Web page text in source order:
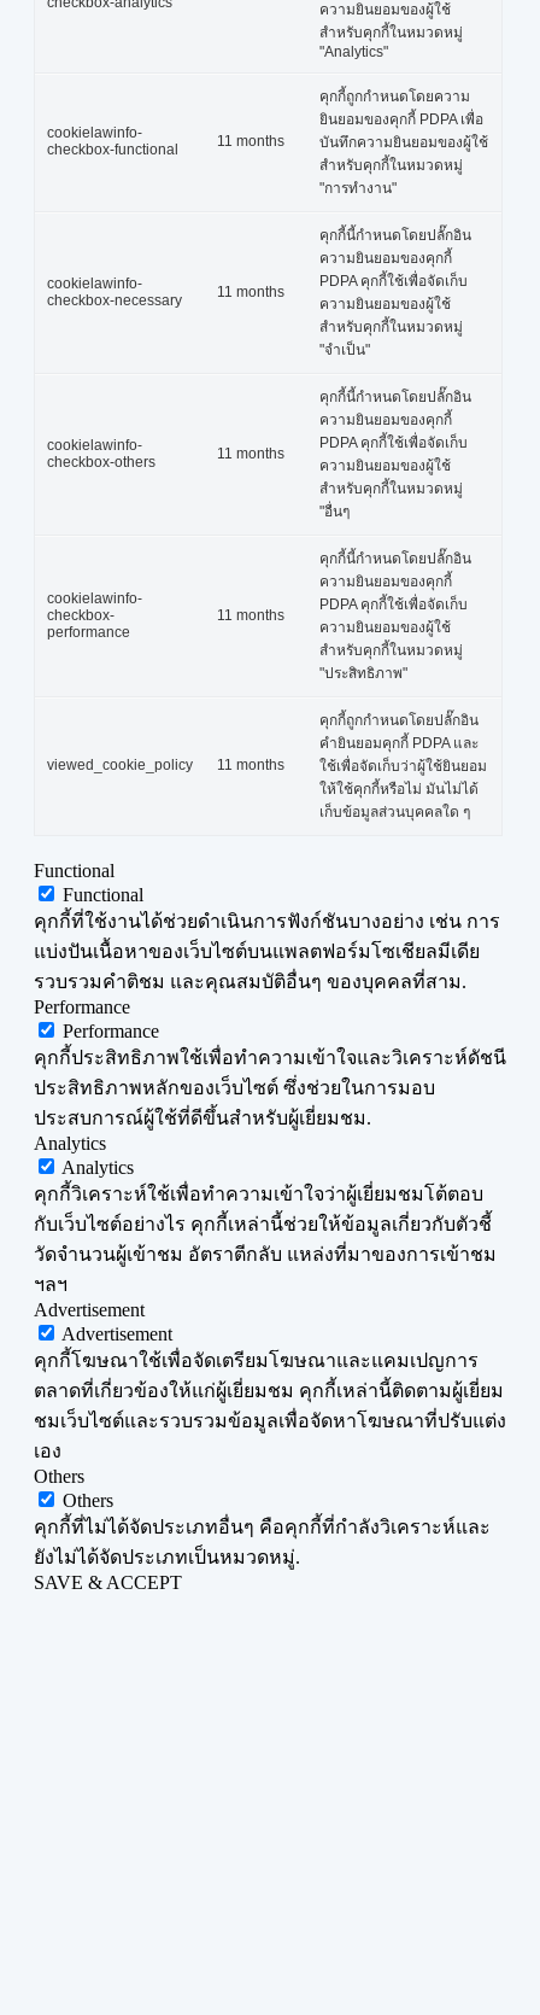
ความยินยอมของผู้ใช้
สำหรับคุกกี้ในหมวดหมู่
"Analytics"
cookielawinfo-
checkbox-functional
11 months
คุกกี้ถูกกำหนดโดยความ
ยินยอมของคุกกี้ PDPA เพื่อ
บันทึกความยินยอมของผู้ใช้
สำหรับคุกกี้ในหมวดหมู่
"การทำงาน"
cookielawinfo-
checkbox-necessary
11 months
คุกกี้นี้กำหนดโดยปลั๊กอิน
ความยินยอมของคุกกี้
PDPA คุกกี้ใช้เพื่อจัดเก็บ
ความยินยอมของผู้ใช้
สำหรับคุกกี้ในหมวดหมู่
"จำเป็น"
cookielawinfo-
checkbox-others
11 months
คุกกี้นี้กำหนดโดยปลั๊กอิน
ความยินยอมของคุกกี้
PDPA คุกกี้ใช้เพื่อจัดเก็บ
ความยินยอมของผู้ใช้
สำหรับคุกกี้ในหมวดหมู่
"อื่นๆ
cookielawinfo-
checkbox-
performance
11 months
คุกกี้นี้กำหนดโดยปลั๊กอิน
ความยินยอมของคุกกี้
PDPA คุกกี้ใช้เพื่อจัดเก็บ
ความยินยอมของผู้ใช้
สำหรับคุกกี้ในหมวดหมู่
"ประสิทธิภาพ"
viewed_cookie_policy 11 months
คุกกี้ถูกกำหนดโดยปลั๊กอิน
คำยินยอมคุกกี้ PDPA และ
ใช้เพื่อจัดเก็บว่าผู้ใช้ยินยอม
ให้ใช้คุกกี้หรือไม่ มันไม่ได้
เก็บข้อมูลส่วนบุคคลใด ๆ
Functional
Functional
คุกกี้ที่ใช้งานได้ช่วยดำเนินการฟังก์ชันบางอย่าง เช่น การ
แบ่งปันเนื้อหาของเว็บไซต์บนแพลตฟอร์มโซเชียลมีเดีย
รวบรวมคำติชม และคุณสมบัติอื่นๆ ของบุคคลที่สาม.
Performance
Performance
คุกกี้ประสิทธิภาพใช้เพื่อทำความเข้าใจและวิเคราะห์ดัชนี
ประสิทธิภาพหลักของเว็บไซต์ ซึ่งช่วยในการมอบ
ประสบการณ์ผู้ใช้ที่ดีขึ้นสำหรับผู้เยี่ยมชม.
Analytics
Analytics
คุกกี้วิเคราะห์ใช้เพื่อทำความเข้าใจว่าผู้เยี่ยมชมโต้ตอบ
กับเว็บไซต์อย่างไร คุกกี้เหล่านี้ช่วยให้ข้อมูลเกี่ยวกับตัวชี้
วัดจำนวนผู้เข้าชม อัตราตีกลับ แหล่งที่มาของการเข้าชม
ฯลฯ
Advertisement
Advertisement
คุกกี้โฆษณาใช้เพื่อจัดเตรียมโฆษณาและแคมเปญการ
ตลาดที่เกี่ยวข้องให้แก่ผู้เยี่ยมชม คุกกี้เหล่านี้ติดตามผู้เยี่ยม
ชมเว็บไซต์และรวบรวมข้อมูลเพื่อจัดหาโฆษณาที่ปรับแต่ง
เอง
Others
Others
คุกกี้ที่ไม่ได้จัดประเภทอื่นๆ คือคุกกี้ที่กำลังวิเคราะห์และ
ยังไม่ได้จัดประเภทเป็นหมวดหมู่.
SAVE & ACCEPT